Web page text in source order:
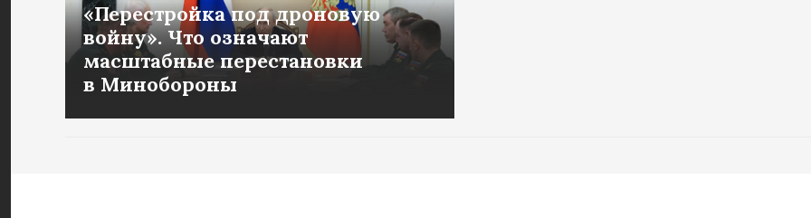
«Перестройка под дроновую
войну». Что означают
масштабные перестановки
в Минобороны